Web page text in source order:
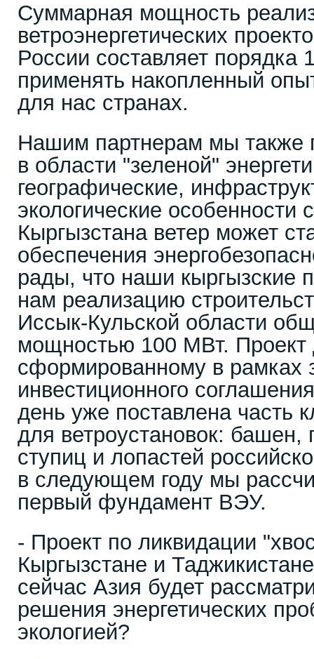
Суммарная мощность
ветроэнергетических
России составляет порядка
применять накопленный
для нас странах.
Нашим партнерам мы также
в области "зеленой"
географические,
экологические особенности
Кыргызстана ветер может
обеспечения
рады, что наши кыргызские
нам реализацию
Иссык-Кульской области
мощностью 100 МВт. Проект
сформированному в рамках
инвестиционного
день уже поставлена часть
для ветроустановок: башен,
ступиц и лопастей
в следующем году мы
первый фундамент ВЭУ.
- Проект по ликвидации
Кыргызстане и
сейчас Азия будет
решения энергетических
экологией?